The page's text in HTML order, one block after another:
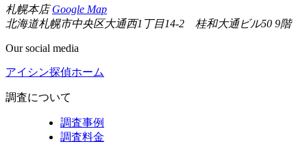
札幌本店Google Map
北海道札幌市中央区大通西1丁目14-2 桂和大通ビル50 9階
Our social media
アイシン探偵ホーム
調査について
調査事例
調査料金